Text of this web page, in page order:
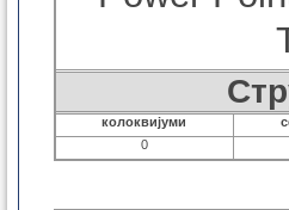
колоквијуми
0